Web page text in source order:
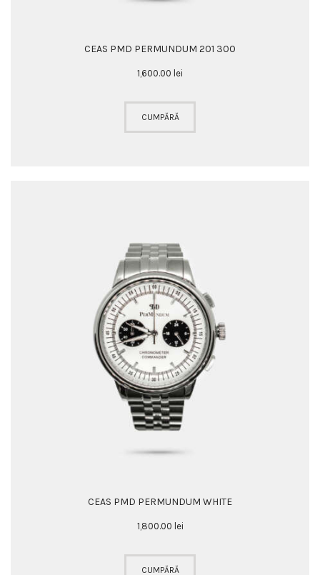
CEAS PMD PERMUNDUM 201 300
1,600.00 lei
CUMPĂRĂ
CEAS PMD PERMUNDUM WHITE
1,800.00 lei
CUMPĂRĂ